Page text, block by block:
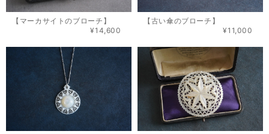
【マーカサイトのブローチ】
¥14,600
【古い傘のブローチ】
¥11,000